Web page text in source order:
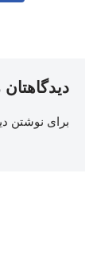
دیدگاهتان
برای نوشتن